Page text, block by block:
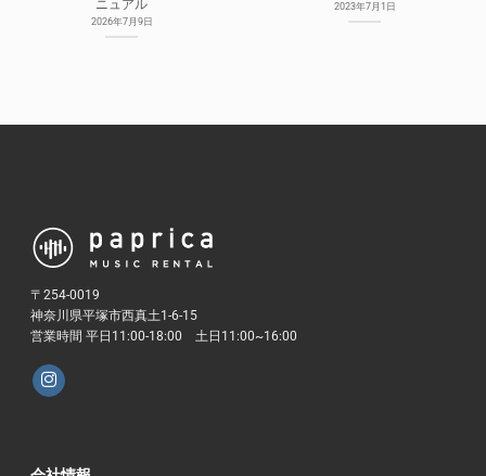
ニュアル
2026年7月9日
2023年7月1日
〒254-0019
神奈川県平塚市西真土1-6-15
営業時間 平日11:00-18:00 土日11:00~16:00